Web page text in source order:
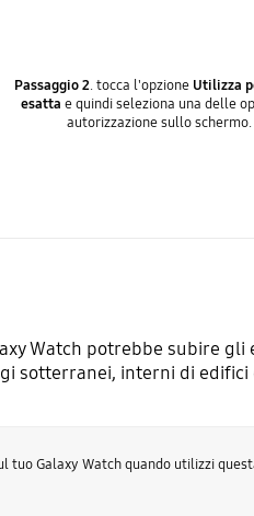
Passaggio 2. tocca l'opzione Utilizza
esatta e quindi seleziona una delle
autorizzazione sullo schermo.
Watch potrebbe subire
sotterranei, interni di
tuo Galaxy Watch quando utilizzi